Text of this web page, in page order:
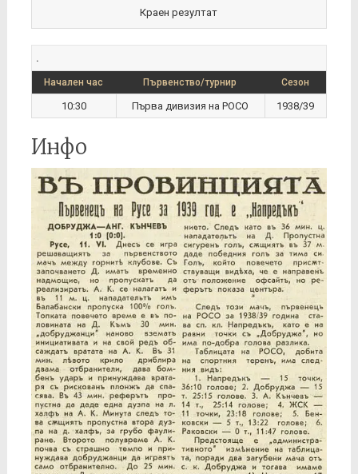
Краен резултат
.
Начален час Първенство/турнир Сезон
10:30 Първа дивизия на РОСО 1938/39
Инфо